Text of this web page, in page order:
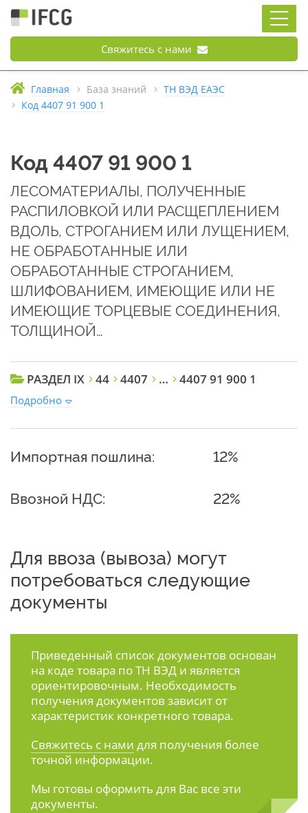
Свяжитесь с нами
Главная База знаний
ТН ВЭД ЕАЭС
Код 4407 91 900 1
Код 4407 91 900 1
ЛЕСОМАТЕРИАЛЫ, ПОЛУЧЕННЫЕ
РАСПИЛОВКОЙ ИЛИ РАСЩЕПЛЕНИЕМ
ВДОЛЬ, СТРОГАНИЕМ ИЛИ ЛУЩЕНИЕМ,
НЕ ОБРАБОТАННЫЕ ИЛИ
ОБРАБОТАННЫЕ СТРОГАНИЕМ,
ШЛИФОВАНИЕМ, ИМЕЮЩИЕ ИЛИ НЕ
ИМЕЮЩИЕ ТОРЦЕВЫЕ СОЕДИНЕНИЯ,
ТОЛЩИНОЙ…
РАЗДЕЛ IX 44 4407 … 4407 91 900 1
Подробно
Импортная пошлина: 12%
Ввозной НДС: 22%
Для ввоза (вывоза) могут
потребоваться следующие
документы
Приведенный список документов основан
на коде товара по ТН ВЭД и является
ориентировочным. Необходимость
получения документов зависит от
характеристик конкретного товара.
Свяжитесь с нами для получения более
точной информации.
Мы готовы оформить для Вас все эти
документы.